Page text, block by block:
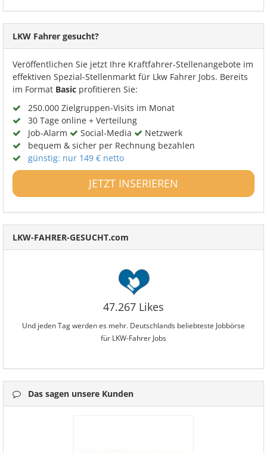
LKW Fahrer gesucht?
Veröffentlichen Sie jetzt Ihre Kraftfahrer-Stellenangebote im
effektiven Spezial-Stellenmarkt für Lkw Fahrer Jobs. Bereits
im Format Basic profitieren Sie:
250.000 Zielgruppen-Visits im Monat
30 Tage online + Verteilung
Job-Alarm
Social-Media
Netzwerk
bequem & sicher per Rechnung bezahlen
günstig: nur 149 € netto
JETZT INSERIEREN
LKW-FAHRER-GESUCHT.com
47.267 Likes
Und jeden Tag werden es mehr. Deutschlands beliebteste Jobbörse
für LKW-Fahrer Jobs
Das sagen unsere Kunden